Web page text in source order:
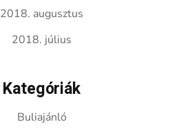
2018. augusztus
2018. július
Kategóriák
Buliajánló